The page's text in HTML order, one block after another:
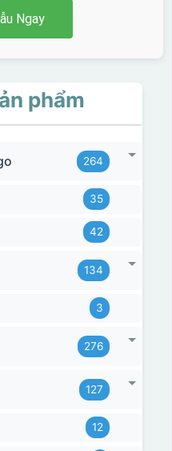
Ngay
phẩm
264
35
42
134
3
276
127
12